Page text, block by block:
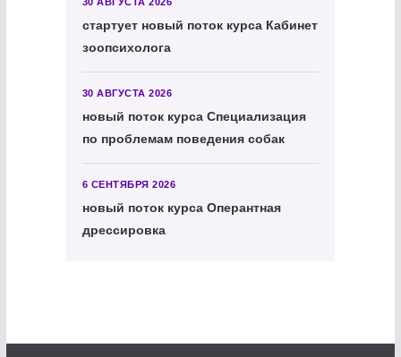
стартует новый поток курса Кабинет
зоопсихолога
30 АВГУСТА 2026
новый поток курса Специализация
по проблемам поведения собак
6 СЕНТЯБРЯ 2026
новый поток курса Оперантная
дрессировка